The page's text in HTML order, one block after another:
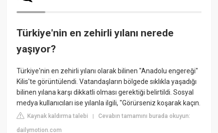
Türkiye'nin en zehirli yılanı nerede
yaşıyor?
Türkiye'nin en zehirli yılanı olarak bilinen "Anadolu engereği"
Kilis'te görüntülendi. Vatandaşların bölgede sıklıkla yaşadığı
bilinen yılana karşı dikkatli olması gerektiği belirtildi. Sosyal
medya kullanıcıları ise yılanla ilgili, "Görürseniz koşarak kaçın.
Kaynak kaldırma talebi |Cevabın tamamını burada okuyun:
dailymotion.com